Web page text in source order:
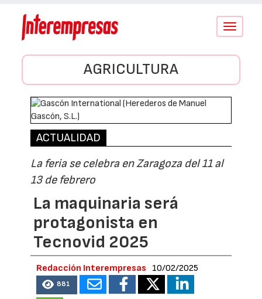
Conmutar
AGRICULTURA
ACTUALIDAD
La feria se celebra en Zaragoza del 11 al
13 de febrero
La maquinaria será
protagonista en
Tecnovid 2025
Redacción Interempresas 10/02/2025
881